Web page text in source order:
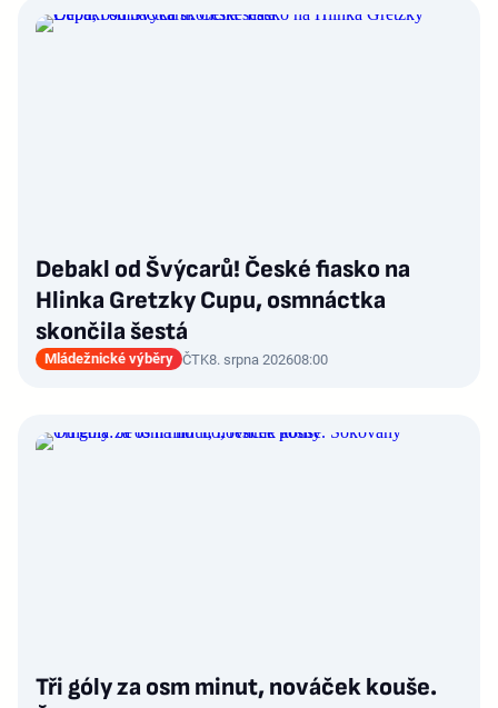
Debakl od Švýcarů! České fiasko na
Hlinka Gretzky Cupu, osmnáctka
skončila šestá
Mládežnické výběry ČTK8. srpna 202608:00
Tři góly za osm minut, nováček kouše.